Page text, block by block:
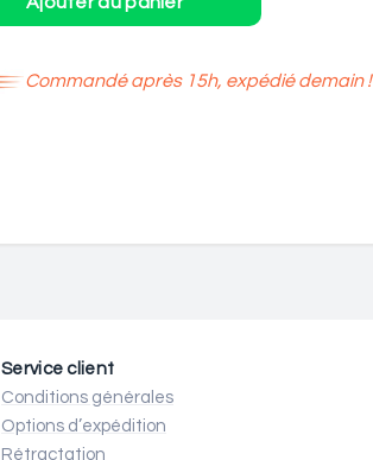
Commandé après 15h, expédié demain !
Service client
Conditions générales
Options d’expédition
Rétractation